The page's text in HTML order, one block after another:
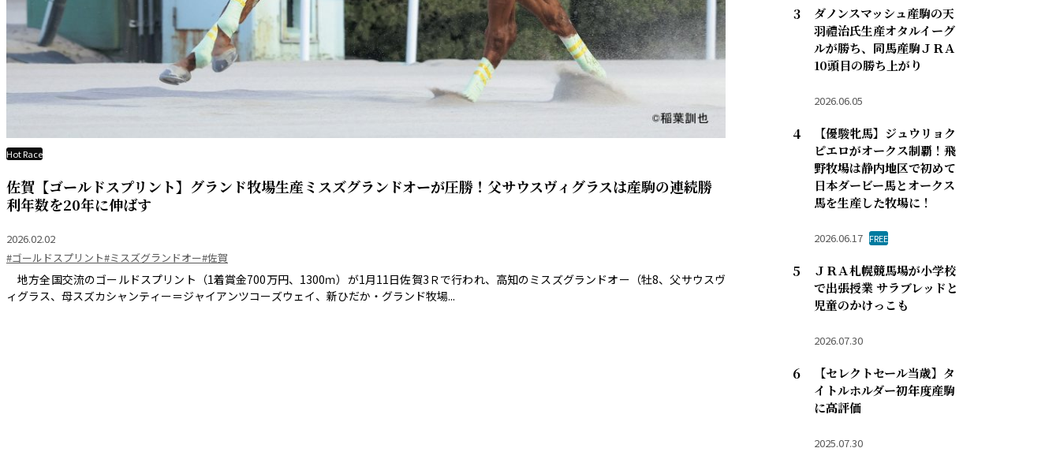
Hot Race
佐賀【ゴールドスプリント】グランド牧場生産ミスズグランドオーが圧勝！父サウスヴィグラスは産駒の連続勝
利年数を20年に伸ばす
2026.02.02
#ゴールドスプリント#ミスズグランドオー#佐賀
地方全国交流のゴールドスプリント（1着賞金700万円、1300ｍ）が1月11日佐賀3Ｒで行われ、高知のミスズグランドオー（牡8、父サウスヴ
ィグラス、母スズカシャンティー＝ジャイアンツコーズウェイ、新ひだか・グランド牧場...
ダノンスマッシュ産駒の天
羽禮治氏生産オタルイーグ
ルが勝ち、同馬産駒ＪＲＡ
10頭目の勝ち上がり
2026.06.05
【優駿牝馬】ジュウリョク
ピエロがオークス制覇！飛
野牧場は静内地区で初めて
日本ダービー馬とオークス
馬を生産した牧場に！
2026.06.17 FREE
ＪＲＡ札幌競馬場が小学校
で出張授業 サラブレッドと
児童のかけっこも
2026.07.30
【セレクトセール当歳】タ
イトルホルダー初年度産駒
に高評価
2025.07.30